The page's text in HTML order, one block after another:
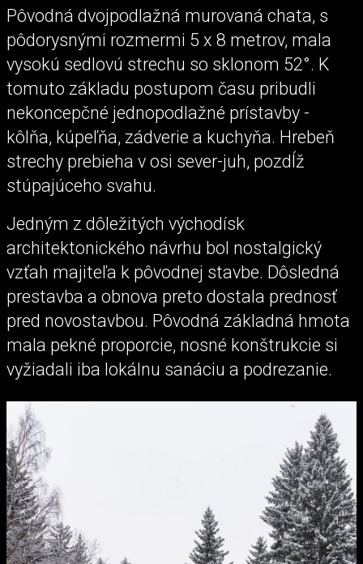
Pôvodná dvojpodlažná murovaná chata, s
pôdorysnými rozmermi 5 x 8 metrov, mala
vysokú sedlovú strechu so sklonom 52°. K
tomuto základu postupom času pribudli
nekoncepčné jednopodlažné prístavby -
kôlňa, kúpeľňa, zádverie a kuchyňa. Hrebeň
strechy prebieha v osi sever-juh, pozdĺž
stúpajúceho svahu.
Jedným z dôležitých východísk
architektonického návrhu bol nostalgický
vzťah majiteľa k pôvodnej stavbe. Dôsledná
prestavba a obnova preto dostala prednosť
pred novostavbou. Pôvodná základná hmota
mala pekné proporcie, nosné konštrukcie si
vyžiadali iba lokálnu sanáciu a podrezanie.